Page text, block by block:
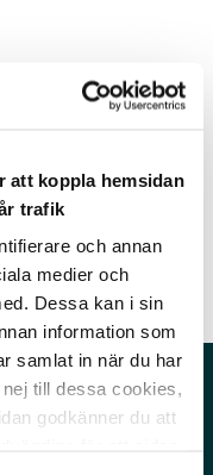
att koppla hemsidan
trafik
och annan
medier och
Dessa kan i sin
information som
samlat in när du har
till dessa cookies,
godkänner du att
för hundarna
universitet!
Facebook